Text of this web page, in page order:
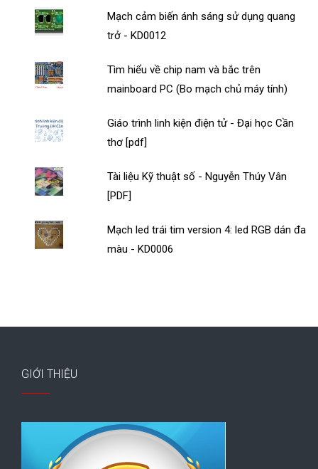
Mạch cảm biến ánh sáng sử dụng quang
trở - KD0012
Tìm hiểu về chip nam và bắc trên
mainboard PC (Bo mạch chủ máy tính)
Giáo trình linh kiện điện tử - Đại học Cần
thơ [pdf]
Tài liệu Kỹ thuật số - Nguyễn Thúy Vân
[PDF]
Mạch led trái tim version 4: led RGB dán đa
màu - KD0006
GIỚI THIỆU